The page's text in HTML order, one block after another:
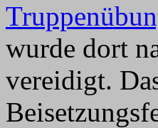
wurde dort
vereidigt.